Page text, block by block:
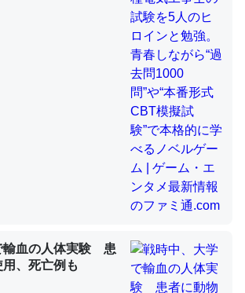
発表】昆虫学の大問題＝「昆虫はなぜ海にいな
はカルシウムも酸素も不足してて両方に不
拮抗してるのでは」とあって面白い。海に
ブトガニ・ウミグモ）はカルシウムを使わ
してる筈だが、酵素が違うのか？
発表】昆虫学の大問題＝「昆虫はなぜ海にいな
輸血の人体実験 患
、死亡例も